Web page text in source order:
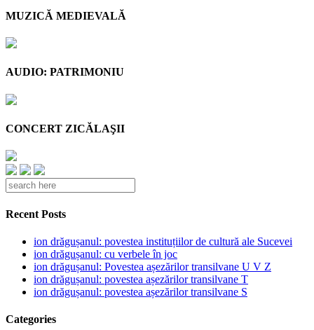
MUZICĂ MEDIEVALĂ
AUDIO: PATRIMONIU
CONCERT ZICĂLAŞII
Recent Posts
ion drăgușanul: povestea instituțiilor de cultură ale Sucevei
ion drăgușanul: cu verbele în joc
ion drăgușanul: Povestea așezărilor transilvane U V Z
ion drăgușanul: povestea așezărilor transilvane T
ion drăgușanul: povestea așezărilor transilvane S
Categories